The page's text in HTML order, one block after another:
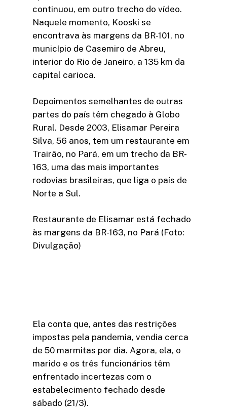
continuou, em outro trecho do vídeo.
Naquele momento, Kooski se
encontrava às margens da BR-101, no
município de Casemiro de Abreu,
interior do Rio de Janeiro, a 135 km da
capital carioca.
Depoimentos semelhantes de outras
partes do país têm chegado à Globo
Rural. Desde 2003, Elisamar Pereira
Silva, 56 anos, tem um restaurante em
Trairão, no Pará, em um trecho da BR-
163, uma das mais importantes
rodovias brasileiras, que liga o país de
Norte a Sul.
Restaurante de Elisamar está fechado
às margens da BR-163, no Pará (Foto:
Divulgação)
Ela conta que, antes das restrições
impostas pela pandemia, vendia cerca
de 50 marmitas por dia. Agora, ela, o
marido e os três funcionários têm
enfrentado incertezas com o
estabelecimento fechado desde
sábado (21/3).